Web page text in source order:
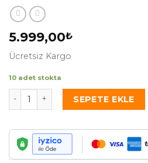
5.999,00₺
Ücretsiz Kargo
10 adet stokta
Venedik Krom MetalSEPETE EKLE